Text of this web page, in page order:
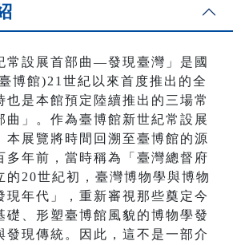
常設展首部曲—發現臺灣」是國
博館)21世紀以來首度推出的全
也是本館預定陸續推出的三場常
曲」。作為臺博館新世紀常設展
本展覽將時間回溯至臺博館的源
多年前，當時稱為「臺灣總督府
的20世紀初，臺灣博物學與博物
現年代」，重新審視那些奠定今
礎、形塑臺博館風貌的博物學發
發現傳統。因此，這不是一部介